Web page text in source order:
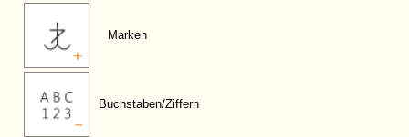
Marken
Buchstaben/Ziffern